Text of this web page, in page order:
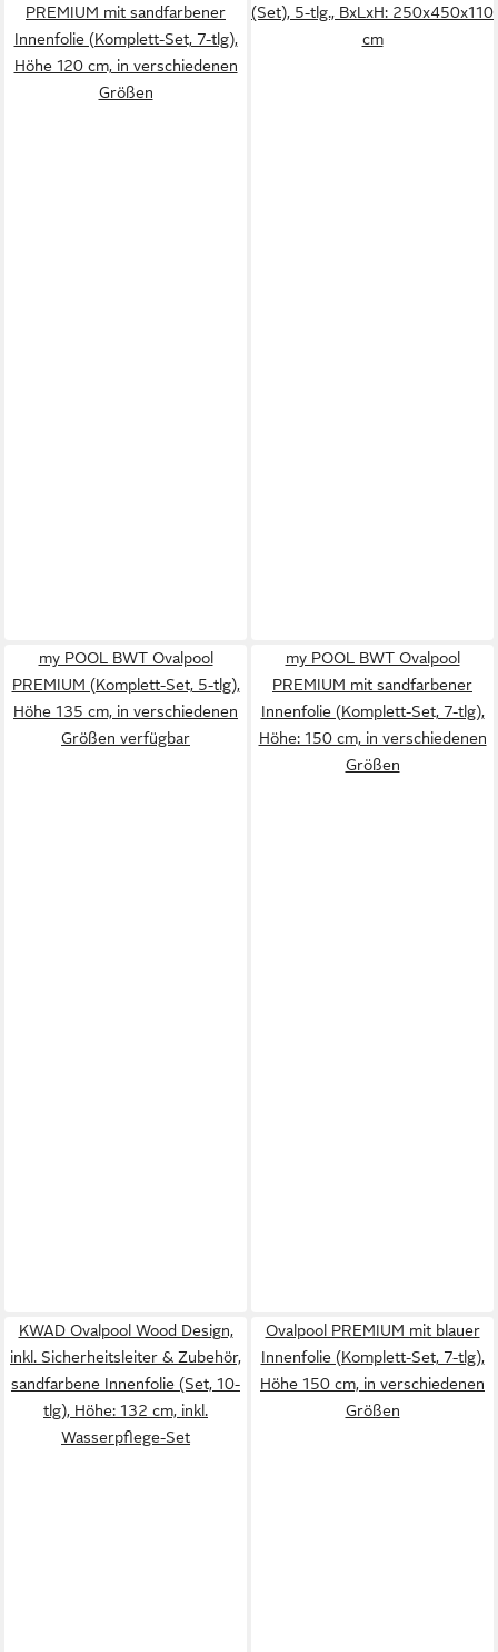
PREMIUM mit sandfarbener
Innenfolie (Komplett-Set, 7-tlg),
Höhe 120 cm, in verschiedenen
Größen
(Set), 5-tlg., BxLxH: 250x450x110
cm
my POOL BWT Ovalpool
PREMIUM (Komplett-Set, 5-tlg),
Höhe 135 cm, in verschiedenen
Größen verfügbar
my POOL BWT Ovalpool
PREMIUM mit sandfarbener
Innenfolie (Komplett-Set, 7-tlg),
Höhe: 150 cm, in verschiedenen
Größen
KWAD Ovalpool Wood Design,
inkl. Sicherheitsleiter & Zubehör,
sandfarbene Innenfolie (Set, 10-
tlg), Höhe: 132 cm, inkl.
Wasserpflege-Set
Ovalpool PREMIUM mit blauer
Innenfolie (Komplett-Set, 7-tlg),
Höhe 150 cm, in verschiedenen
Größen